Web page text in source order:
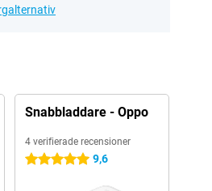
Snabbladdare - Oppo
4 verifierade recensioner
5 stjärnor 9,6